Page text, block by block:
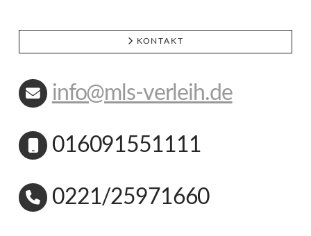
KONTAKT
info@mls-verleih.de
016091551111
0221/25971660